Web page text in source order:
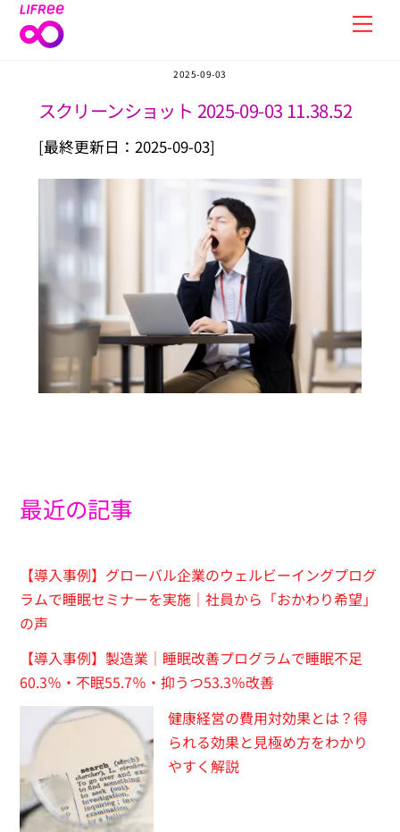
Skip
2025-09-03
スクリーンショット 2025-09-03 11.38.52
[最終更新日：2025-09-03]
最近の記事
【導入事例】グローバル企業のウェルビーイングプログ
ラムで睡眠セミナーを実施｜社員から「おかわり希望」
の声
【導入事例】製造業｜睡眠改善プログラムで睡眠不足
60.3％・不眠55.7％・抑うつ53.3％改善
健康経営の費用対効果とは？得
られる効果と見極め方をわかり
やすく解説